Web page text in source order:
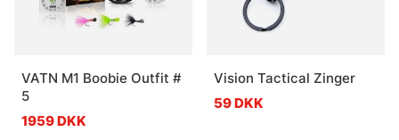
VATN M1 Boobie Outfit #
5
1959 DKK
Vision Tactical Zinger
59 DKK